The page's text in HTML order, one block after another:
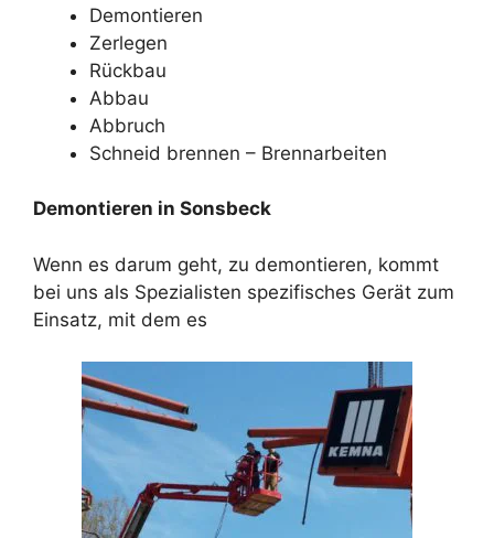
Demontieren
Zerlegen
Rückbau
Abbau
Abbruch
Schneid brennen – Brennarbeiten
Demontieren in Sonsbeck
Wenn es darum geht, zu demontieren, kommt
bei uns als Spezialisten spezifisches Gerät zum
Einsatz, mit dem es